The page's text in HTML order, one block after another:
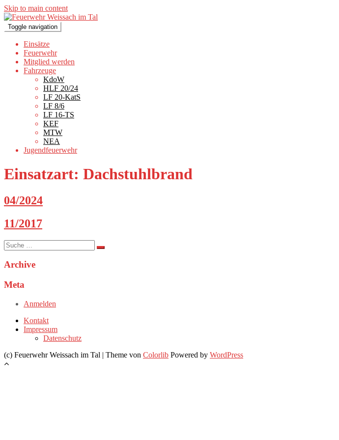
Skip to main content
Toggle navigation
Einsätze
Feuerwehr
Mitglied werden
Fahrzeuge
KdoW
HLF 20/24
LF 20-KatS
LF 8/6
LF 16-TS
KEF
MTW
NEA
Jugendfeuerwehr
Einsatzart: Dachstuhlbrand
04/2024
11/2017
Suche
nach:
Archive
Meta
Anmelden
Kontakt
Impressum
Datenschutz
(c) Feuerwehr Weissach im Tal | Theme von Colorlib Powered by WordPress